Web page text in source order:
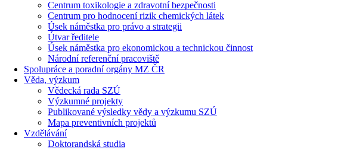
Centrum toxikologie a zdravotní bezpečnosti
Centrum pro hodnocení rizik chemických látek
Úsek náměstka pro právo a strategii
Útvar ředitele
Úsek náměstka pro ekonomickou a technickou činnost
Národní referenční pracoviště
Spolupráce a poradní orgány MZ ČR
Věda, výzkum
Vědecká rada SZÚ
Výzkumné projekty
Publikované výsledky vědy a výzkumu SZÚ
Mapa preventivních projektů
Vzdělávání
Doktorandská studia